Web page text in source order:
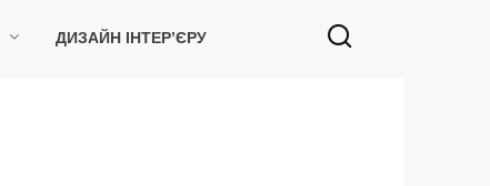
ДИЗАЙН ІНТЕР’ЄРУ